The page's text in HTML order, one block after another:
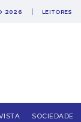
2026 LEITORES
SOCIEDADE
de Leiria é